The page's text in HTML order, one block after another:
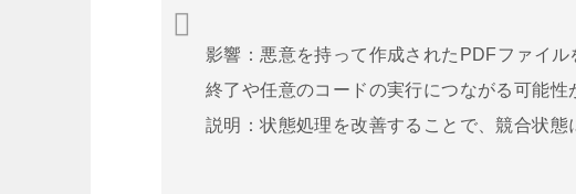
影響：悪意を持って作成されたPDFファイ
終了や任意のコードの実行につながる可能性
説明：状態処理を改善することで、競合状態